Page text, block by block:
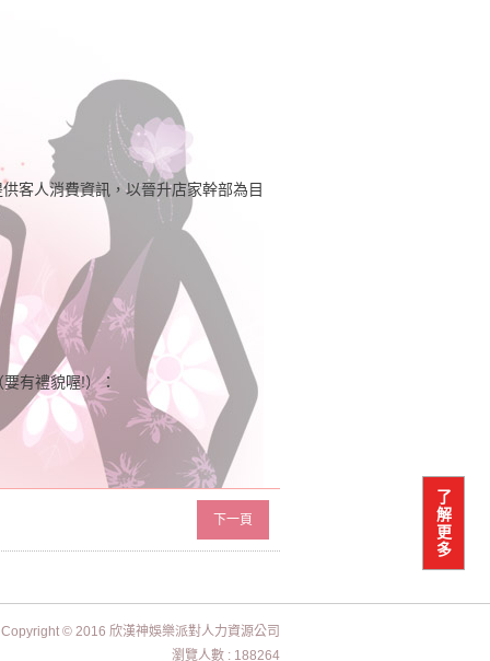
客人消費資訊，以晉升店家幹部為目
有禮貌喔!）：
下一頁
了
解
更
多
Copyright © 2016 欣漢神娛樂派對人力資源公司
瀏覽人數 : 188264